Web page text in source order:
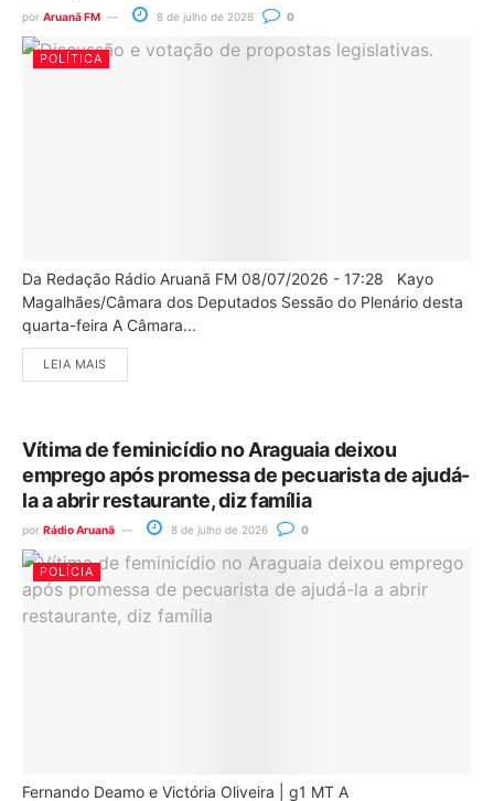
por Aruanã FM 8 de julho de 2026 0
POLÍTICA
Da Redação Rádio Aruanã FM 08/07/2026 - 17:28 Kayo
Magalhães/Câmara dos Deputados Sessão do Plenário desta
quarta-feira A Câmara...
LEIA MAIS
Vítima de feminicídio no Araguaia deixou
emprego após promessa de pecuarista de ajudá-
la a abrir restaurante, diz família
por Rádio Aruanã 8 de julho de 2026 0
POLÍCIA
Fernando Deamo e Victória Oliveira | g1 MT A